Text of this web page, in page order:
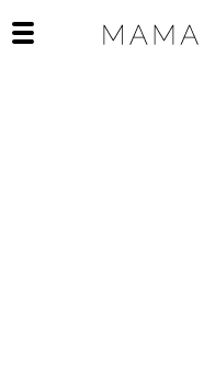
Open het mobiele menu